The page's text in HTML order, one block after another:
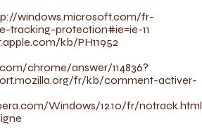
windows.microsoft.com/fr-
tracking-protection#ie=ie-11
kb/PH11952
chrome/answer/114836?
fr/kb/comment-activer-
Windows/12.10/fr/notrack.html